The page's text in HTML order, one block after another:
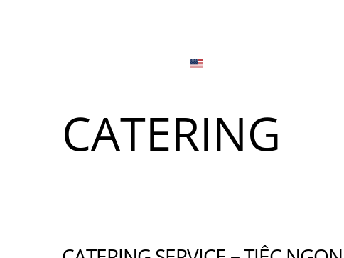
日本語
한국어
Menu
CATERING